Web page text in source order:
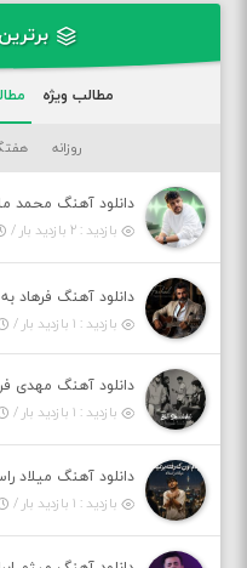
مطالب ویژه
روزانه
بازدید : ۲ بازدید بار /
دانلود آهنگ فرهاد
بازدید : ۱ بازدید بار /
بازدید : ۱ بازدید بار /
بازدید : ۱ بازدید بار /